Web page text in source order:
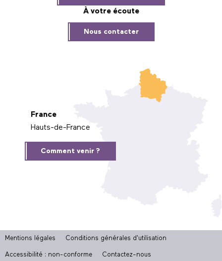
À votre écoute
Nous contacter
France
Hauts-de-France
Comment venir ?
Mentions légales Conditions générales d'utilisation
Accessibilité : non-conforme Contactez-nous